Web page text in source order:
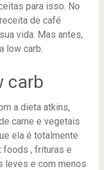
para isso. No
de café
vida. Mas antes,
low carb.
carb
a dieta atkins,
carne e vegetais
ela é totalmente
foods , frituras e
leves e com menos